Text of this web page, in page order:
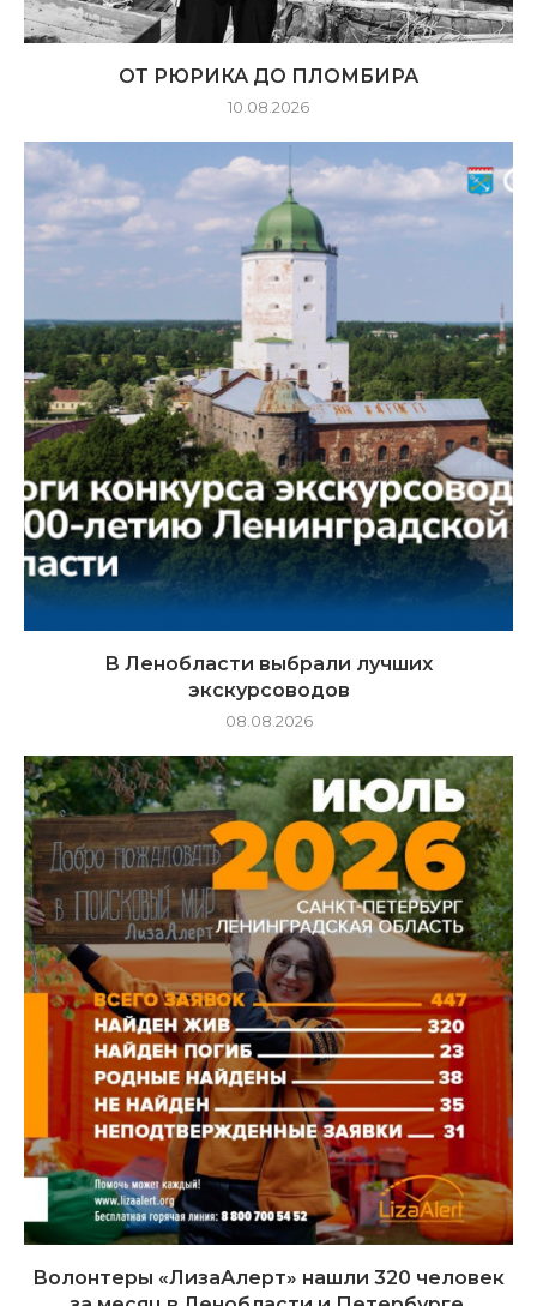
ОТ РЮРИКА ДО ПЛОМБИРА
10.08.2026
В Ленобласти выбрали лучших
экскурсоводов
08.08.2026
Волонтеры «ЛизаАлерт» нашли 320 человек